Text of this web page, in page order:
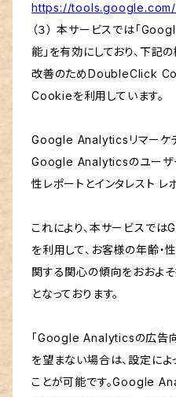
https://
（３） 本サービスでは「
能」を有効にしており、下記
改善のためDoubleClick
Cookieを利用しています。
Google Analyticsリマーケ
Google Analyticsのユーザ
性レポートとインタレスト レ
これにより、本サービスで
を利用して、お客様の年齢・
関する関心の傾向をおおよ
となっております。
「Google Analyticsの広告
を望まない場合は、設定によ
ことが可能です。Google